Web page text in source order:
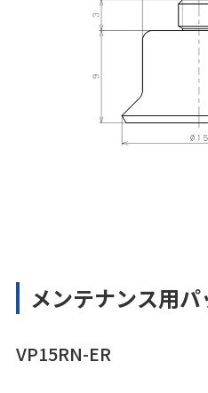
メンテナンス用
VP15RN-ER